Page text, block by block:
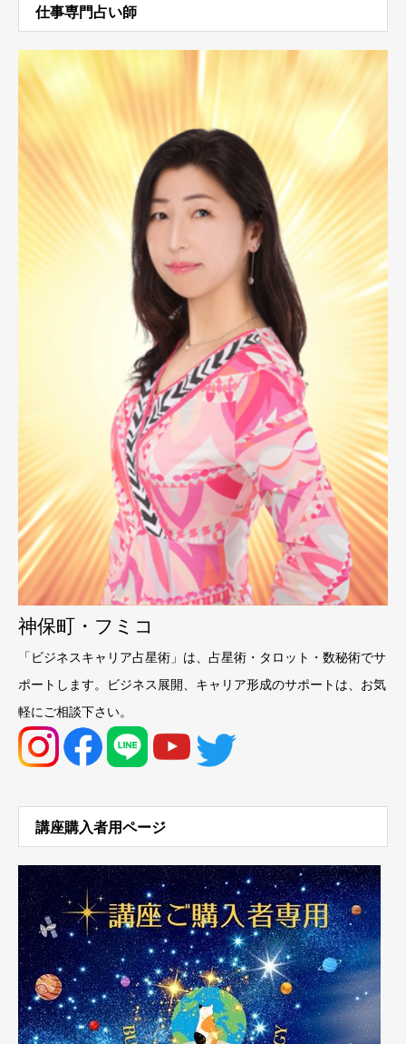
仕事専門占い師
神保町・フミコ
「ビジネスキャリア占星術」は、占星術・タロット・数秘術でサ
ポートします。ビジネス展開、キャリア形成のサポートは、お気
軽にご相談下さい。
講座購入者用ページ